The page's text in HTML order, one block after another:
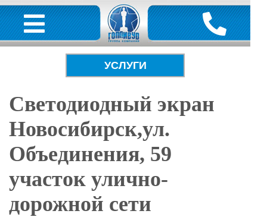
УСЛУГИ
Светодиодный экран
Новосибирск,ул.
Объединения, 59
участок улично-
дорожной сети